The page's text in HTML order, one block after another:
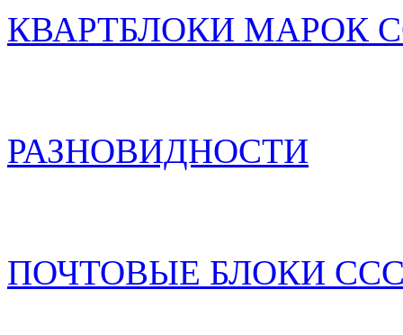
КВАРТБЛОКИ МАРОК
РАЗНОВИДНОСТИ
ПОЧТОВЫЕ БЛОКИ